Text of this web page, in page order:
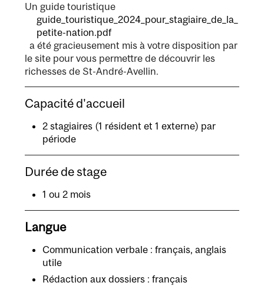
Un guide touristique
guide_touristique_2024_pour_stagiaire_de_la_
petite-nation.pdf
a été gracieusement mis à votre disposition par
le site pour vous permettre de découvrir les
richesses de St-André-Avellin.
Capacité d'accueil
2 stagiaires (1 résident et 1 externe) par
période
Durée de stage
1 ou 2 mois
Langue
Communication verbale : français, anglais
utile
Rédaction aux dossiers : français